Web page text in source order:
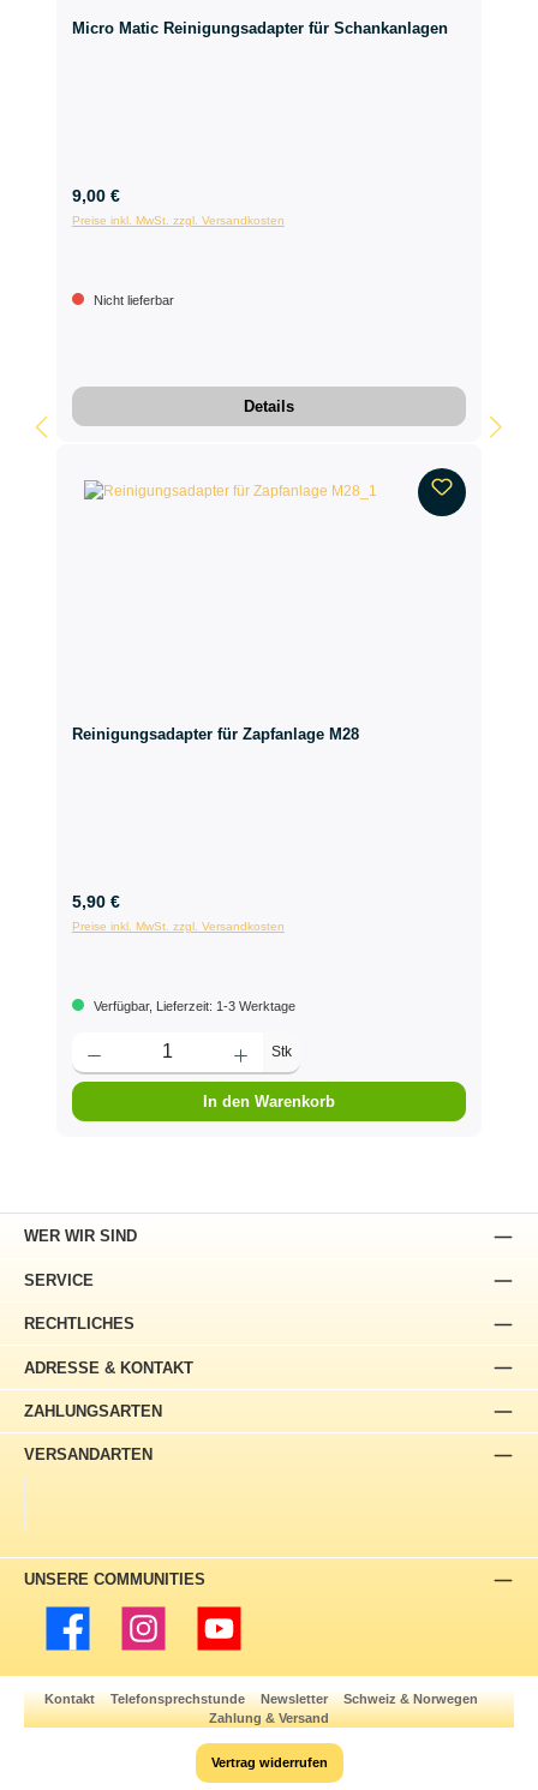
Micro Matic Reinigungsadapter für Schankanlagen
9,00 €
Preise inkl. MwSt. zzgl. Versandkosten
Nicht lieferbar
Details
Reinigungsadapter für Zapfanlage M28
5,90 €
Preise inkl. MwSt. zzgl. Versandkosten
Verfügbar, Lieferzeit: 1-3 Werktage
Stk
In den Warenkorb
ADRESSE & KONTAKT
WER WIR SIND
SERVICE
RECHTLICHES
ZAHLUNGSARTEN
VERSANDARTEN
UNSERE COMMUNITIES
Facebook Instagram YouTube
Kontakt Telefonsprechstunde Newsletter
Schweiz & Norwegen
Zahlung & Versand
Vertrag widerrufen